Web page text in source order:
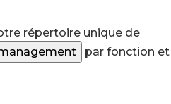
répertoire unique de
par fonction et